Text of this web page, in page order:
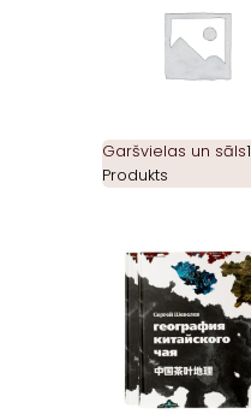
Garšvielas un sāls1
Produkts